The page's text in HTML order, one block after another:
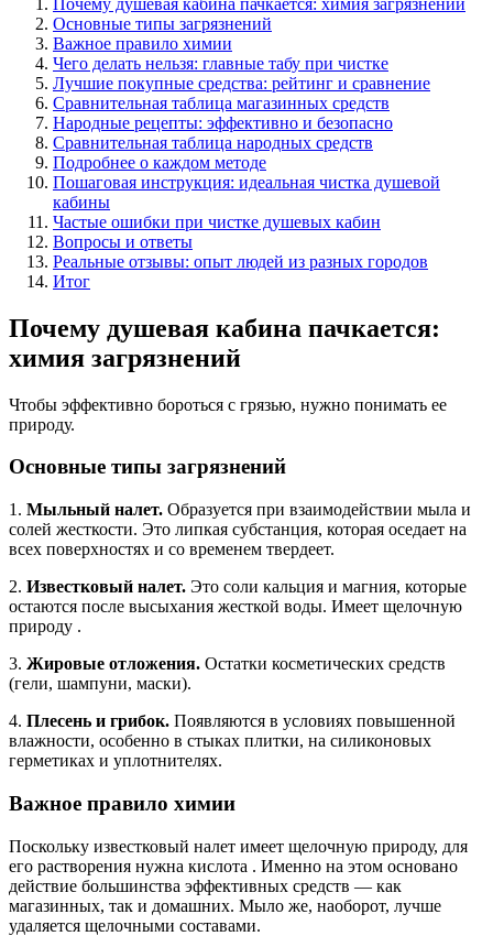
Основные типы загрязнений
Важное правило химии
Чего делать нельзя: главные табу при чистке
Лучшие покупные средства: рейтинг и сравнение
Сравнительная таблица магазинных средств
Народные рецепты: эффективно и безопасно
Сравнительная таблица народных средств
Подробнее о каждом методе
Пошаговая инструкция: идеальная чистка душевой
кабины
Частые ошибки при чистке душевых кабин
Вопросы и ответы
Реальные отзывы: опыт людей из разных городов
Итог
Почему душевая кабина пачкается:
химия загрязнений
Чтобы эффективно бороться с грязью, нужно понимать ее
природу.
Основные типы загрязнений
1. Мыльный налет. Образуется при взаимодействии мыла и
солей жесткости. Это липкая субстанция, которая оседает на
всех поверхностях и со временем твердеет.
2. Известковый налет. Это соли кальция и магния, которые
остаются после высыхания жесткой воды. Имеет щелочную
природу .
3. Жировые отложения. Остатки косметических средств
(гели, шампуни, маски).
4. Плесень и грибок. Появляются в условиях повышенной
влажности, особенно в стыках плитки, на силиконовых
герметиках и уплотнителях.
Важное правило химии
Поскольку известковый налет имеет щелочную природу, для
его растворения нужна кислота . Именно на этом основано
действие большинства эффективных средств — как
магазинных, так и домашних. Мыло же, наоборот, лучше
удаляется щелочными составами.